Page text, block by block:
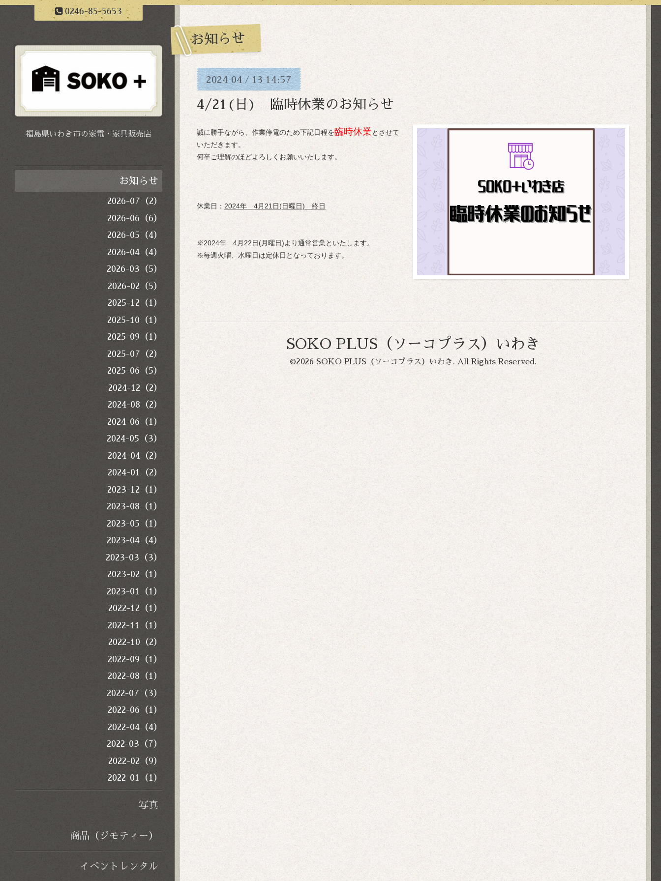
0246-85-5653
お知らせ
2024 04/13 14:57
4/21(日) 臨時休業のお知らせ
誠に勝手ながら、作業停電のため下記日程を臨時休業とさせて
いただきます。
何卒ご理解のほどよろしくお願いいたします。
休業日： 2024年 4月21日(日曜日) 終日
※2024年 4月22日(月曜日)より通常営業といたします。
※毎週火曜、水曜日は定休日となっております。
SOKO PLUS（ソーコプラス）いわき
©2026 SOKO PLUS（ソーコプラス）いわき. All Rights Reserved.
福島県いわき市の家電・家具販売店
お知らせ
2026-07（2）
2026-06（6）
2026-05（4）
2026-04（4）
2026-03（5）
2026-02（5）
2025-12（1）
2025-10（1）
2025-09（1）
2025-07（2）
2025-06（5）
2024-12（2）
2024-08（2）
2024-06（1）
2024-05（3）
2024-04（2）
2024-01（2）
2023-12（1）
2023-08（1）
2023-05（1）
2023-04（4）
2023-03（3）
2023-02（1）
2023-01（1）
2022-12（1）
2022-11（1）
2022-10（2）
2022-09（1）
2022-08（1）
2022-07（3）
2022-06（1）
2022-04（4）
2022-03（7）
2022-02（9）
2022-01（1）
写真
商品（ジモティー）
イベントレンタル